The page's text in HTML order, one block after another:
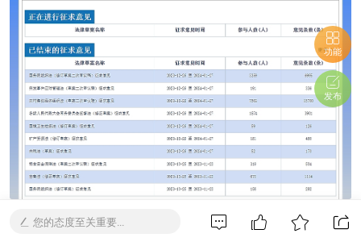
截图源于中国人大网（ www.npc.gov.cn
您的态度至关重要...
功能
发布